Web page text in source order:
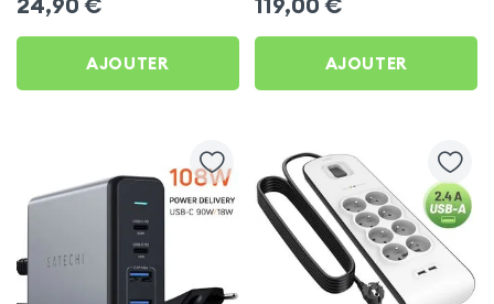
2024
AJOUTER AJOUTER